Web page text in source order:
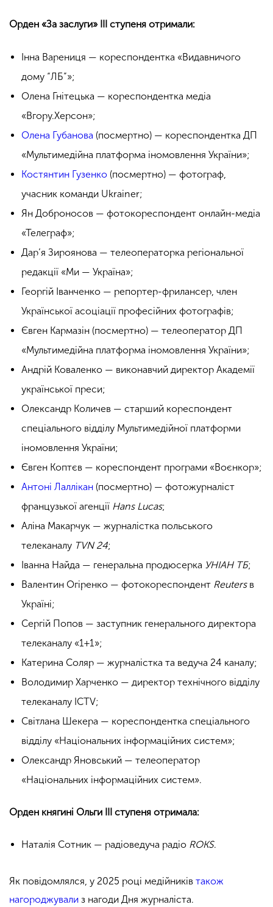
Орден «За заслуги» ІІІ ступеня отримали:
Інна Варениця — кореспондентка «Видавничого
дому “ЛБ”»;
Олена Гнітецька — кореспондентка медіа
«Вгору.Херсон»;
Олена Губанова (посмертно) — кореспондентка ДП
«Мультимедійна платформа іномовлення України»;
Костянтин Гузенко (посмертно) — фотограф,
учасник команди Ukrainer;
Ян Доброносов — фотокореспондент онлайн-медіа
«Телеграф»;
Дар’я Зироянова — телеоператорка регіональної
редакції «Ми — Україна»;
Георгій Іванченко — репортер-фрилансер, член
Української асоціації професійних фотографів;
Євген Кармазін (посмертно) — телеоператор ДП
«Мультимедійна платформа іномовлення України»;
Андрій Коваленко — виконавчий директор Академії
української преси;
Олександр Количев — старший кореспондент
спеціального відділу Мультимедійної платформи
іномовлення України;
Євген Коптєв — кореспондент програми «Воєнкор»;
Антоні Лаллікан (посмертно) — фотожурналіст
французької агенції Hans Lucas;
Аліна Макарчук — журналістка польського
телеканалу TVN 24;
Іванна Найда — генеральна продюсерка УНІАН ТБ;
Валентин Огіренко — фотокореспондент Reutersв
Україні;
Сергій Попов — заступник генерального директора
телеканалу «1+1»;
Катерина Соляр — журналістка та ведуча 24 каналу;
Володимир Харченко — директор технічного відділу
телеканалу ICTV;
Світлана Шекера — кореспондентка спеціального
відділу «Національних інформаційних систем»;
Олександр Яновський — телеоператор
«Національних інформаційних систем».
Орден княгині Ольги ІІІ ступеня отримала:
Наталія Сотник — радіоведуча радіо ROKS.
Як повідомлялся, у 2025 році медійників також
нагороджували з нагоди Дня журналіста.